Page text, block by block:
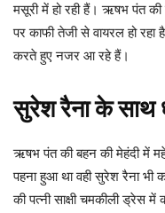
मसूरी में हो रही हैं। ऋषभ पंत की
पर काफी तेजी से वायरल हो रहा
करते हुए नजर आ रहे हैं।
सुरेश रैना के साथ
ऋषभ पंत की बहन की मेहंदी में
पहना हुआ था वही सुरेश रैना
की पत्नी साक्षी चमकीली ड्रेस